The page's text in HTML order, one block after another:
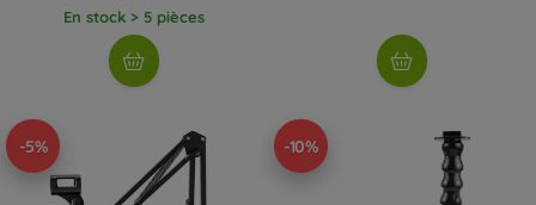
En stock > 5 pièces
-5% -10%